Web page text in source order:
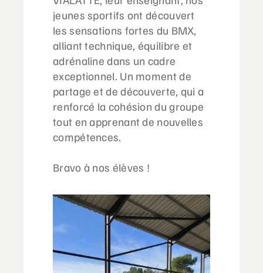
jeunes sportifs ont découvert
les sensations fortes du BMX,
alliant technique, équilibre et
adrénaline dans un cadre
exceptionnel. Un moment de
partage et de découverte, qui a
renforcé la cohésion du groupe
tout en apprenant de nouvelles
compétences.
Bravo à nos élèves !